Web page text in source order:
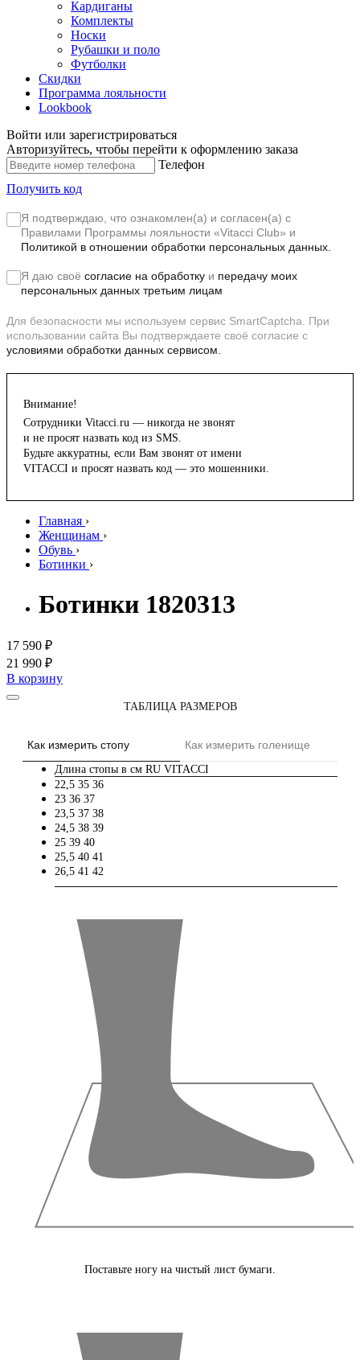
Кардиганы
Комплекты
Носки
Рубашки и поло
Футболки
Скидки
Программа лояльности
Lookbook
Войти или зарегистрироваться
Авторизуйтесь, чтобы перейти к оформлению заказа
Телефон
Получить код
Я подтверждаю, что ознакомлен(а) и согласен(а) с
Правилами Программы лояльности «Vitacci Club» и
Политикой в отношении обработки персональных данных.
Я даю своё согласие на обработку и передачу моих
персональных данных третьим лицам
Для безопасности мы используем сервис SmartCaptcha. При
использовании сайта Вы подтверждаете своё согласие с
условиями обработки данных сервисом.
Внимание!
Сотрудники Vitacci.ru — никогда не звонят
и не просят назвать код из SMS.
Будьте аккуратны, если Вам звонят от имени
VITACCI и просят назвать код — это мошенники.
Главная ›
Женщинам ›
Обувь ›
Ботинки ›
Ботинки 1820313
17 590 ₽
21 990 ₽
В корзину
ТАБЛИЦА РАЗМЕРОВ
Как измерить стопу Как измерить голенище
Длина стопы в см RU VITACCI
22,5 35 36
23 36 37
23,5 37 38
24,5 38 39
25 39 40
25,5 40 41
26,5 41 42
Поставьте ногу на чистый лист бумаги.